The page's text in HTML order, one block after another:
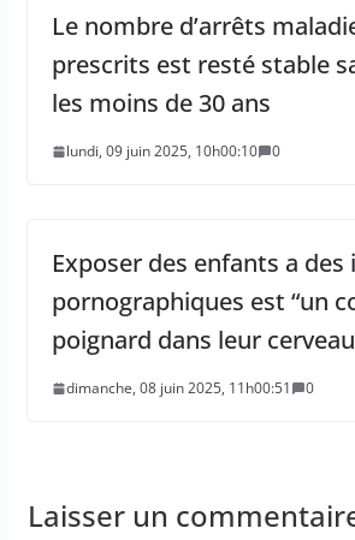
Le nombre d’arrêts
prescrits est resté stable
les moins de 30 ans
lundi, 09 juin 2025, 10h00:10 0
Exposer des enfants a des
pornographiques est “un
poignard dans leur
dimanche, 08 juin 2025, 11h00:51 0
Laisser un